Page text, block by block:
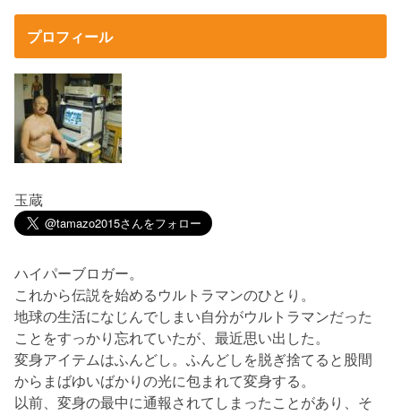
プロフィール
玉蔵
ハイパーブロガー。
これから伝説を始めるウルトラマンのひとり。
地球の生活になじんでしまい自分がウルトラマンだった
ことをすっかり忘れていたが、最近思い出した。
変身アイテムはふんどし。ふんどしを脱ぎ捨てると股間
からまばゆいばかりの光に包まれて変身する。
以前、変身の最中に通報されてしまったことがあり、そ